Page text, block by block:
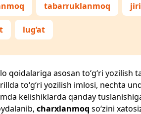
tabarruklanmoq
lug‘at
qoidalariga asosan to‘g‘ri yozilish
to‘g‘ri yozilish imlosi, nechta
kelishiklarda qanday
charxlanmoq so‘zini